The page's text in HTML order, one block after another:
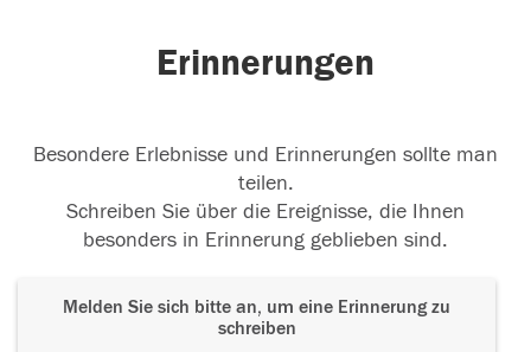
Erinnerungen
Besondere Erlebnisse und Erinnerungen sollte man
teilen.
Schreiben Sie über die Ereignisse, die Ihnen
besonders in Erinnerung geblieben sind.
Melden Sie sich bitte an, um eine Erinnerung zu
schreiben